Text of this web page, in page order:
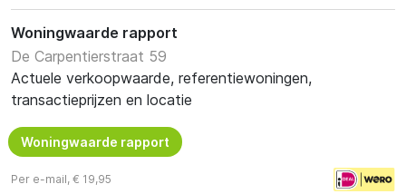
Woningwaarde rapport
De Carpentierstraat 59
Actuele verkoopwaarde, referentiewoningen,
transactieprijzen en locatie
Woningwaarde rapport
Per e-mail, € 19,95